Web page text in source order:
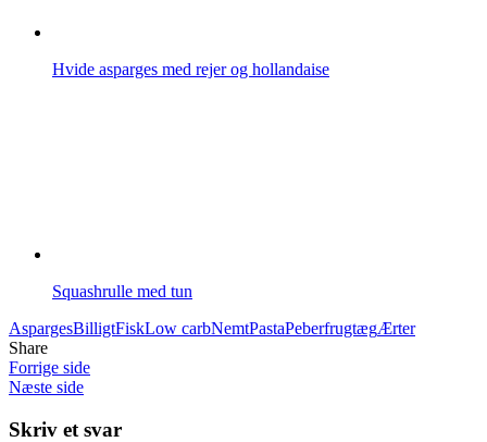
Hvide asparges med rejer og hollandaise
Squashrulle med tun
AspargesBilligtFiskLow carbNemtPastaPeberfrugtægÆrter
Share
Forrige side
Næste side
Skriv et svar